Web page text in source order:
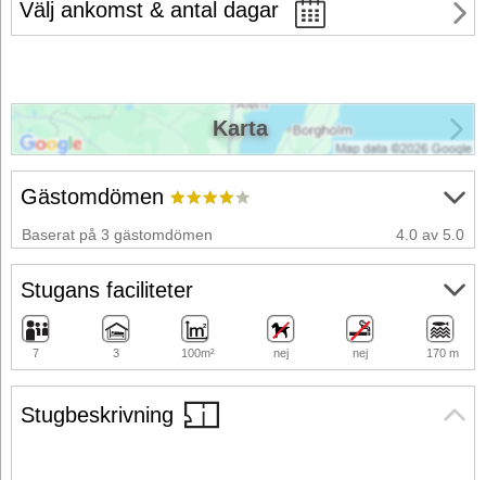
Välj ankomst & antal dagar
Stugbeskrivning
Gästomdömen
Baserat på 3 gästomdömen 4.0 av 5.0
Stugans faciliteter
7 3 100m² nej nej 170 m
Karta